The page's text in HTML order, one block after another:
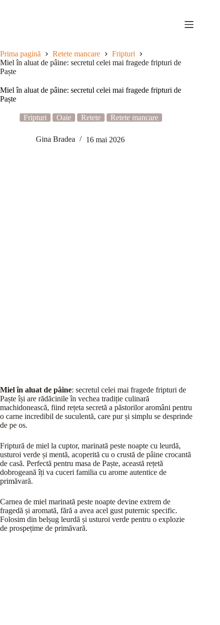
Prima pagină Retete mancare
Fripturi
Miel în aluat de pâine: secretul celei mai fragede fripturi de
Paște
Miel în aluat de pâine: secretul celei mai fragede fripturi de
Paște
Fripturi Oaie Retete Retete mancare
Gina Bradea 16 mai 2026
Miel în aluat de pâine: secretul celei mai fragede fripturi de
Paște își are rădăcinile în vechea tradiție culinară
machidonească, fiind rețeta secretă a păstorilor aromâni pentru
o carne incredibil de suculentă, care pur și simplu se desprinde
de pe os.
Friptură de miel la cuptor, marinată peste noapte cu leurdă,
usturoi verde și mentă, acoperită cu o crustă de pâine crocantă
de casă. Perfectă pentru masa de Paște, această rețetă
dobrogeană îți va cuceri familia cu arome autentice de
primăvară.
Carnea de miel marinată peste noapte devine extrem de
fragedă și aromată, fără a avea acel gust puternic specific.
Folosim din belșug leurdă și usturoi verde pentru o explozie
de prospețime de primăvară.